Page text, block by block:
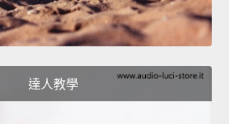
達人教學